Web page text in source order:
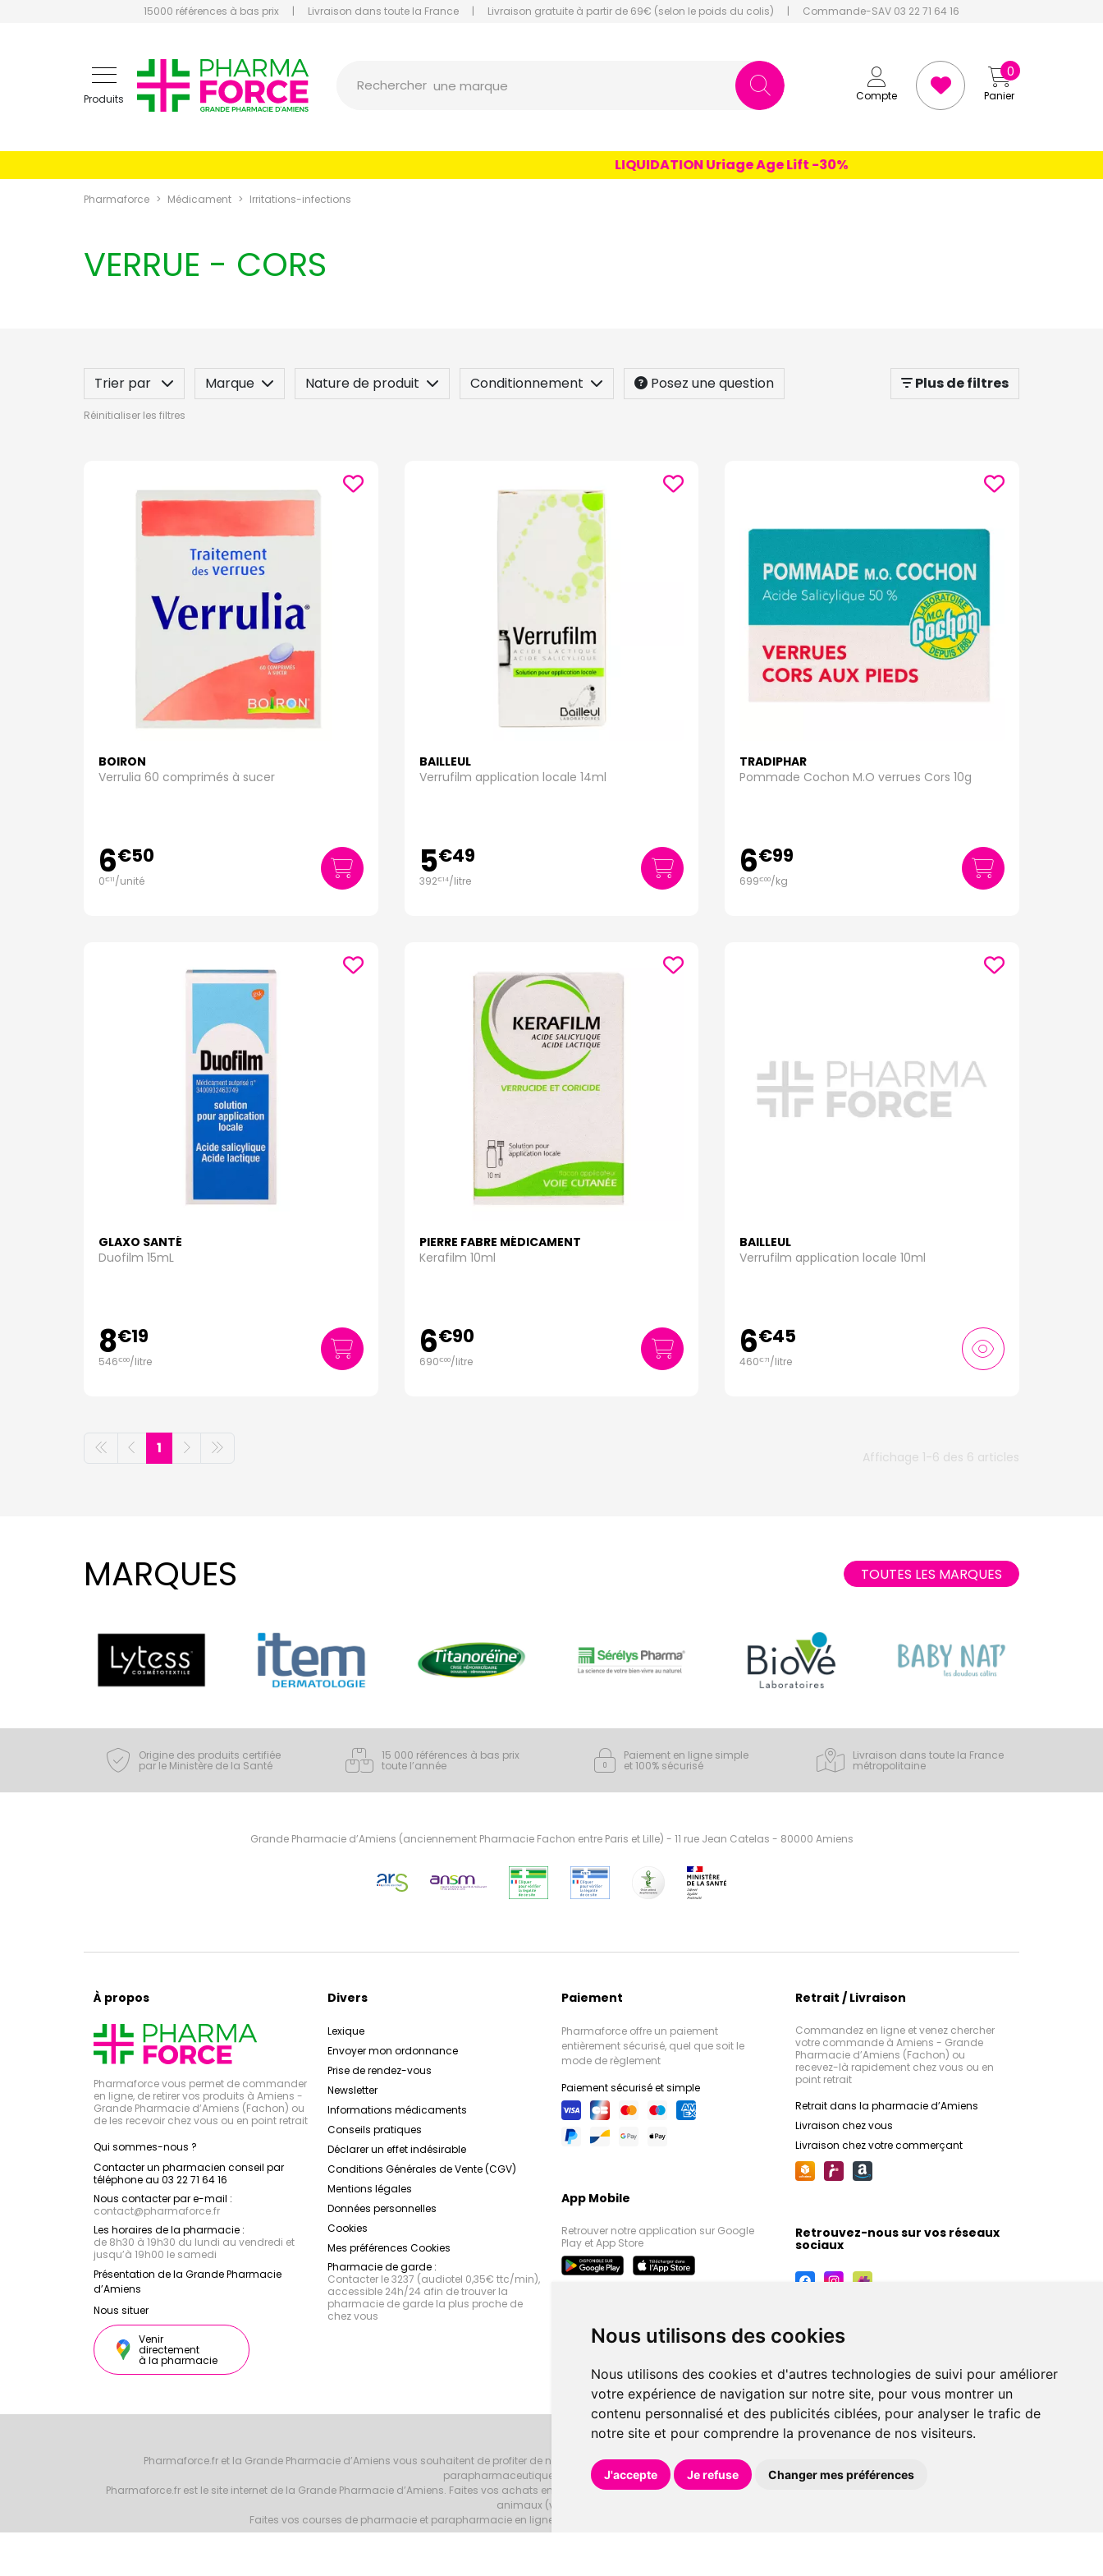
Nous utilisons des cookies
Nous utilisons des cookies et d'autres technologies de suivi pour améliorer
votre expérience de navigation sur notre site, pour vous montrer un
contenu personnalisé et des publicités ciblées, pour analyser le trafic de
notre site et pour comprendre la provenance de nos visiteurs.
J'accepte Je refuse Changer mes préférences
15000 références à bas prix | Livraison dans toute la France | Livraison gratuite à partir de 69€ (selon le poids du colis) | Commande-SAV 03 22 71 64 16
Produits Compte Panier
0
Rechercher une marque
un produit
une marque
LIQUIDATION Uriage Age Lift -30%
Pharmaforce Médicament Irritations-infections
VERRUE - CORS
Trier par Marque Nature de produit Conditionnement Posez une question Plus de filtres
Réinitialiser les filtres
BOIRON
Verrulia 60 comprimés à sucer
6€50
0€11/unité
BAILLEUL
Verrufilm application locale 14ml
5€49
392€14/litre
TRADIPHAR
Pommade Cochon M.O verrues Cors 10g
6€99
699€00/kg
GLAXO SANTÉ
Duofilm 15mL
8€19
546€00/litre
PIERRE FABRE MÉDICAMENT
Kerafilm 10ml
6€90
690€00/litre
BAILLEUL
Verrufilm application locale 10ml
6€45
460€71/litre
Affichage 1-6 des 6 articles
1
MARQUES TOUTES LES MARQUES
Origine des produits certifiée
par le Ministère de la Santé
15 000 références à bas prix
toute l’année
Paiement en ligne simple
et 100% sécurisé
Livraison dans toute la France
métropolitaine
Grande Pharmacie d’Amiens (anciennement Pharmacie Fachon entre Paris et Lille) - 11 rue Jean Catelas - 80000 Amiens
À propos
Pharmaforce vous permet de commander
en ligne, de retirer vos produits à Amiens -
Grande Pharmacie d’Amiens (Fachon) ou
de les recevoir chez vous ou en point retrait
Qui sommes-nous ?
Contacter un pharmacien conseil par
téléphone au 03 22 71 64 16
Nous contacter par e-mail :
contact@pharmaforce.fr
Les horaires de la pharmacie :
de 8h30 à 19h30 du lundi au vendredi et
jusqu’à 19h00 le samedi
Présentation de la Grande Pharmacie
d’Amiens
Nous situer
Venir
directement
à la pharmacie
Divers
Lexique
Envoyer mon ordonnance
Prise de rendez-vous
Newsletter
Informations médicaments
Conseils pratiques
Déclarer un effet indésirable
Conditions Générales de Vente (CGV)
Mentions légales
Données personnelles
Cookies
Mes préférences Cookies
Pharmacie de garde :
Contacter le 3237 (audiotel 0,35€ ttc/min),
accessible 24h/24 afin de trouver la
pharmacie de garde la plus proche de
chez vous
Paiement
Pharmaforce offre un paiement
entièrement sécurisé, quel que soit le
mode de règlement
Paiement sécurisé et simple
App Mobile
Retrouver notre application sur Google
Play et App Store
Retrait / Livraison
Commandez en ligne et venez chercher
votre commande à Amiens - Grande
Pharmacie d’Amiens (Fachon) ou
recevez-là rapidement chez vous ou en
point retrait
Retrait dans la pharmacie d’Amiens
Livraison chez vous
Livraison chez votre commerçant
Retrouvez-nous sur vos réseaux
sociaux
Pharmaforce.fr et la Grande Pharmacie d’Amiens vous souhaitent de profiter de notre accueil, de nos conseils pharmaceutiques, orthopédiques, homéopathiques,
parapharmaceutiques, beauté et bien-être.
Pharmaforce.fr est le site internet de la Grande Pharmacie d’Amiens. Faites vos achats en ligne grâce à un choix de 20000 références en pharmacie, parapharmacie, diététique et
animaux (vétérinaire).
Faites vos courses de pharmacie et parapharmacie en ligne et venez les retirer au drive ou vous les faire livrer à domicile.